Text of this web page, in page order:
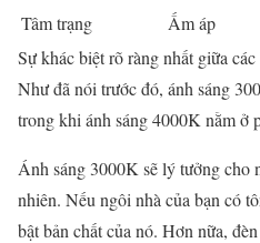
Tâm trạng
Ấm áp
Sự khác biệt rõ ràng nhất giữa
Như đã nói trước đó, ánh sáng
trong khi ánh sáng 4000K nằm ở
Ánh sáng 3000K sẽ lý tưởng cho
nhiên. Nếu ngôi nhà của bạn có
bật bản chất của nó. Hơn nữa,